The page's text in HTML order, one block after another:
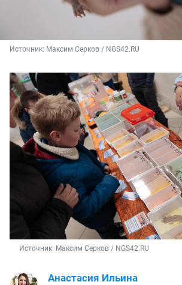
Источник: Максим Серков / NGS42.RU
Источник: Максим Серков / NGS42.RU
Анастасия Ильина